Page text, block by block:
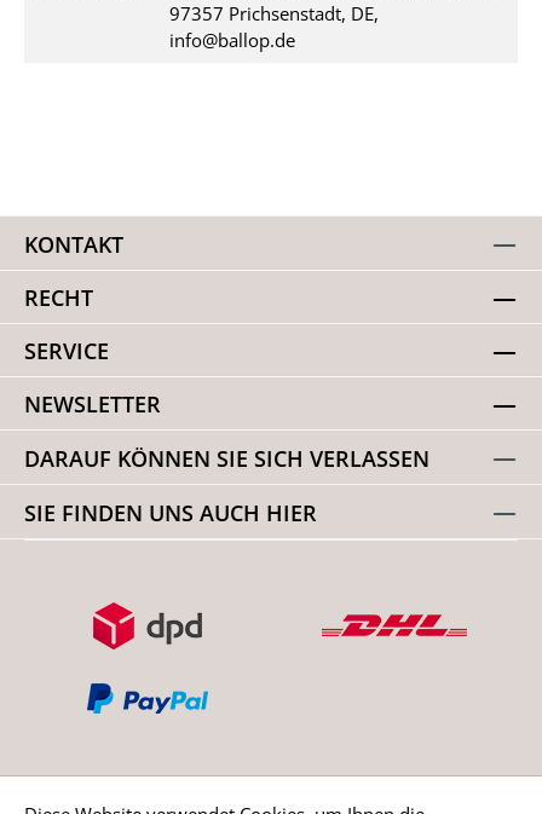
97357 Prichsenstadt, DE,
info@ballop.de
KONTAKT
RECHT
SERVICE
NEWSLETTER
DARAUF KÖNNEN SIE SICH VERLASSEN
SIE FINDEN UNS AUCH HIER